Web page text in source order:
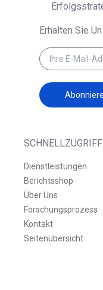
Dienstleistungen
Berichtsshop
Über Uns
Forschungsprozess
Kontakt
Seitenübersicht
Erhalten Sie